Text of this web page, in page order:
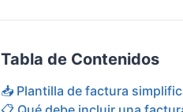
Tabla de Contenidos
📥 Plantilla de factura